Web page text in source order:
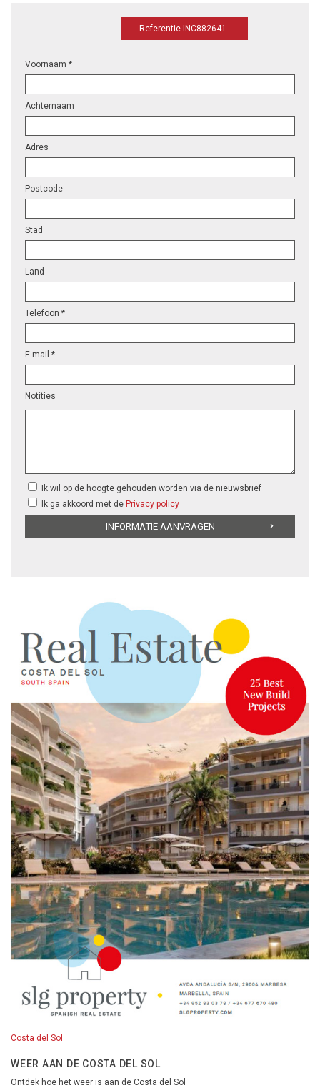
Referentie INC882641
Voornaam *
Achternaam
Adres
Postcode
Stad
Land
Telefoon *
E-mail *
Notities
Ik wil op de hoogte gehouden worden via de nieuwsbrief
Ik ga akkoord met de Privacy policy
Costa del Sol
WEER AAN DE COSTA DEL SOL
Ontdek hoe het weer is aan de Costa del Sol